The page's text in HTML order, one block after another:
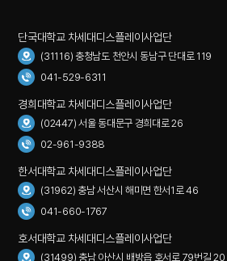
단국대학교 차세대디스플레이사업단
(31116) 충청남도 천안시 동남구 단대로 119
041-529-6311
경희대학교 차세대디스플레이사업단
(02447) 서울 동대문구 경희대로 26
02-961-9388
한서대학교 차세대디스플레이사업단
(31962) 충남 서산시 해미면 한서1로 46
041-660-1767
호서대학교 차세대디스플레이사업단
(31499) 충남 아산시 배방읍 호서로 79번길 20